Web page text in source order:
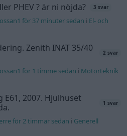
PHEV ? är ni nöjda? 3 svar
för 37 minuter sedan i El- och
Zenith INAT 35/40
2 svar
för 1 timme sedan i Motorteknik
E61, 2007. Hjulhuset
1 svar
för 2 timmar sedan i Generell